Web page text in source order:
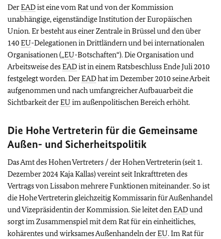
DerEADist eine vom Rat und von der Kommission
unabhängige, eigenständige Institution der Europäischen
Union. Er besteht aus einer Zentrale in Brüssel und den über
140EU-Delegationen in Drittländern und bei internationalen
Organisationen („EU-Botschaften“). Die Organisation und
Arbeitsweise desEADist in einem Ratsbeschluss Ende Juli 2010
festgelegt worden. DerEADhat im Dezember 2010 seine Arbeit
aufgenommen und nach umfangreicher Aufbauarbeit die
Sichtbarkeit derEU im außenpolitischen Bereich erhöht.
Die Hohe Vertreterin für die Gemeinsame
Außen- und Sicherheitspolitik
Das Amt des Hohen Vertreters / der Hohen Vertreterin (seit 1.
Dezember 2024 Kaja Kallas) vereint seit Inkrafttreten des
Vertrags von Lissabon mehrere Funktionen miteinander. So ist
die Hohe Vertreterin gleichzeitig Kommissarin für Außenhandel
und Vizepräsidentin der Kommission. Sie leitet denEADund
sorgt im Zusammenspiel mit dem Rat für ein einheitliches,
kohärentes und wirksames Außenhandeln derEU. Im Rat für